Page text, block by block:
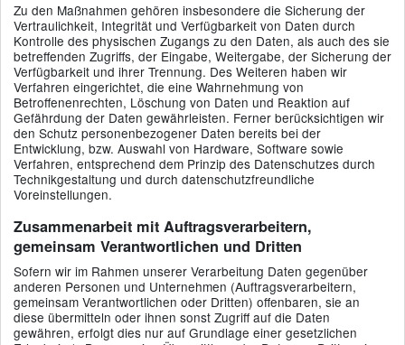
Zu den Maßnahmen gehören insbesondere die Sicherung der
Vertraulichkeit, Integrität und Verfügbarkeit von Daten durch
Kontrolle des physischen Zugangs zu den Daten, als auch des sie
betreffenden Zugriffs, der Eingabe, Weitergabe, der Sicherung der
Verfügbarkeit und ihrer Trennung. Des Weiteren haben wir
Verfahren eingerichtet, die eine Wahrnehmung von
Betroffenenrechten, Löschung von Daten und Reaktion auf
Gefährdung der Daten gewährleisten. Ferner berücksichtigen wir
den Schutz personenbezogener Daten bereits bei der
Entwicklung, bzw. Auswahl von Hardware, Software sowie
Verfahren, entsprechend dem Prinzip des Datenschutzes durch
Technikgestaltung und durch datenschutzfreundliche
Voreinstellungen.
Zusammenarbeit mit Auftragsverarbeitern,
gemeinsam Verantwortlichen und Dritten
Sofern wir im Rahmen unserer Verarbeitung Daten gegenüber
anderen Personen und Unternehmen (Auftragsverarbeitern,
gemeinsam Verantwortlichen oder Dritten) offenbaren, sie an
diese übermitteln oder ihnen sonst Zugriff auf die Daten
gewähren, erfolgt dies nur auf Grundlage einer gesetzlichen